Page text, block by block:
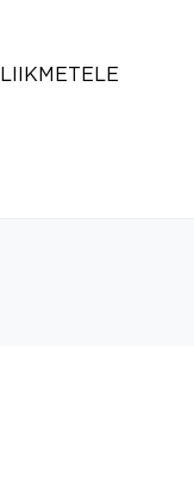
LIIKMETELE